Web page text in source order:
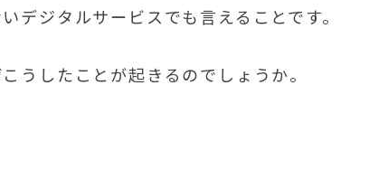
デジタルサービスでも言えることです。
うしたことが起きるのでしょうか。